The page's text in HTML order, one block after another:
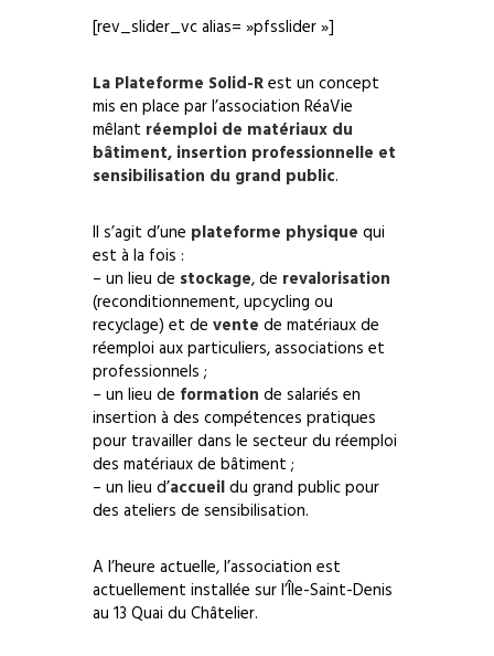
[rev_slider_vc alias= »pfsslider »]
La Plateforme Solid-Rest un concept
mis en place par l’association RéaVie
mêlant réemploi de matériaux du
bâtiment, insertion professionnelle et
sensibilisation du grand public.
Il s’agit d’une plateforme physique qui
est à la fois :
– un lieu de stockage, de revalorisation
(reconditionnement, upcycling ou
recyclage) et de vente de matériaux de
réemploi aux particuliers, associations et
professionnels ;
– un lieu de formation de salariés en
insertion à des compétences pratiques
pour travailler dans le secteur du réemploi
des matériaux de bâtiment ;
– un lieu d’accueildu grand public pour
des ateliers de sensibilisation.
A l’heure actuelle, l’association est
actuellement installée sur l’Île-Saint-Denis
au 13 Quai du Châtelier.